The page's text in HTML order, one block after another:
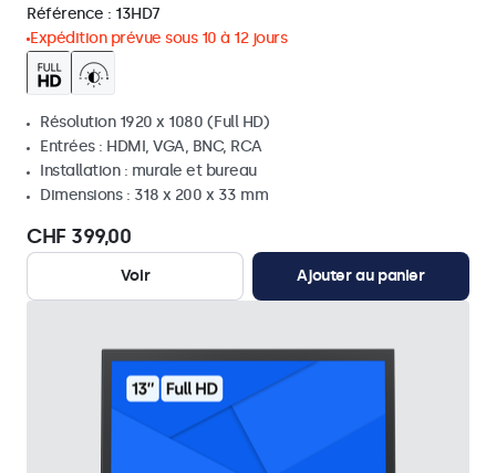
Référence : 13HD7
Expédition prévue sous 10 à 12 jours
Résolution 1920 x 1080 (Full HD)
Entrées : HDMI, VGA, BNC, RCA
Installation : murale et bureau
Dimensions : 318 x 200 x 33 mm
CHF 399,00
Voir Ajouter au panier